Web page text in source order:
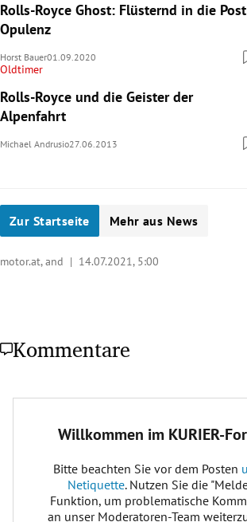
Rolls-Royce Ghost: Flüsternd in die Post
Opulenz
Horst Bauer01.09.2020
Oldtimer
Rolls-Royce und die Geister der
Alpenfahrt
Michael Andrusio27.06.2013
Zur Startseite Mehr aus News
motor.at, and | 14.07.2021, 5:00
Kommentare